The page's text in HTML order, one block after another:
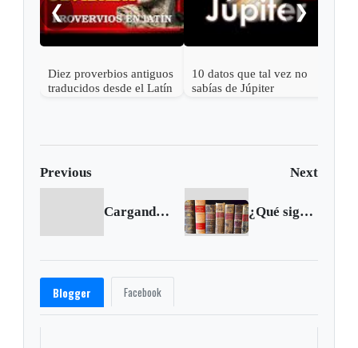
❮
Diez proverbios antiguos
traducidos desde el Latín
10 datos que tal vez no
sabías de Júpiter
❯
Previous Next
Cargando anterior... ¿Qué significa?: pitanza
Blogger Facebook